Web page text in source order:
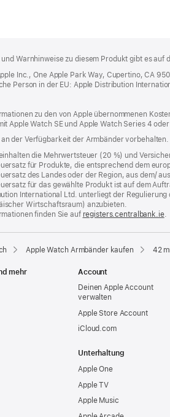
Warnhinweise zu diesem Produkt gibt es auf
Inc., One Apple Park Way, Cupertino, CA
Person in der EU: Apple Distribution
zu den von Apple übernommenen
Apple Watch SE und Apple Watch Series 4
der Verfügbarkeit der Armbänder vorbehalten.
die Mehrwertsteuer (20 %) und
für Produkte, die entsprechend dem
des Landes oder der Region, aus dem/
für das gewählte Produkt ist auf dem
International Ltd. unterliegt der
Wirtschaftsraum) anzubieten.
finden Sie auf registers.centralbank.ie.
Apple Watch Armbänder kaufen 42
mehr
Account
Deinen Apple Account
verwalten
Apple Store Account
iCloud.com
Unterhaltung
Apple One
Apple TV
Apple Music